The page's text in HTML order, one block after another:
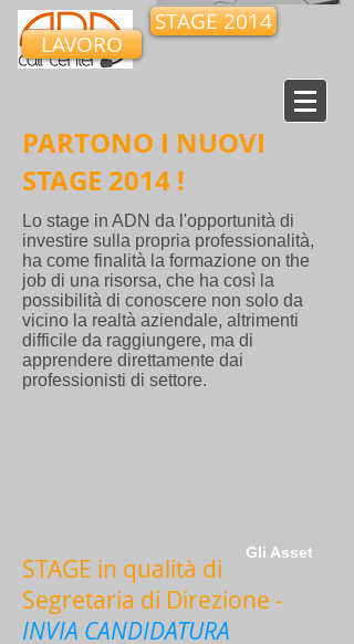
Gli Asset
STAGE in qualità di
Segretaria di Direzione -
INVIA CANDIDATURA
LAVORO
STAGE 2014
PARTONO I NUOVI
STAGE 2014 !
Lo stage in ADN da l'opportunità di
investire sulla propria professionalità,
ha come finalità la formazione on the
job di una risorsa, che ha così la
possibilità di conoscere non solo da
vicino la realtà aziendale, altrimenti
difficile da raggiungere, ma di
apprendere direttamente dai
professionisti di settore.